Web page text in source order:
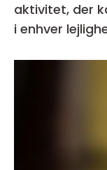
aktivitet, der
i enhver